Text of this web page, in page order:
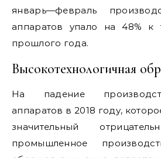
январь—февраль
аппаратов упало на 48%
прошлого года.
Высокотехнологичная
На падение
аппаратов в 2018 году,
значительный
промышленное